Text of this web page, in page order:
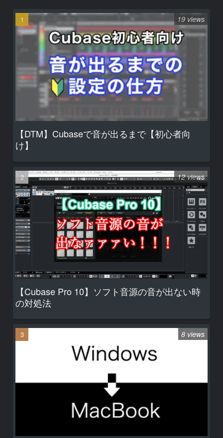
【DTM】Cubaseで音が出るまで【初心者向
け】
19 views
【Cubase Pro 10】ソフト音源の音が出ない時
の対処法
12 views
8 views